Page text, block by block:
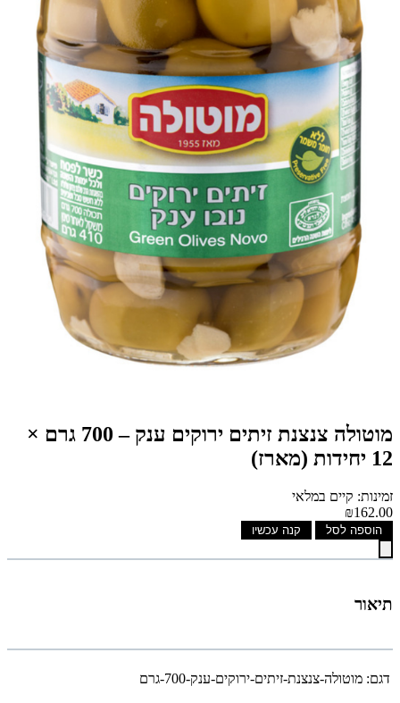
מוטולה צנצנת זיתים ירוקים ענק – 700 גרם ×
12 יחידות (מארז)
זמינות: קיים במלאי
₪162.00
הוספה לסל קנה עכשיו
תיאור
דגם: מוטולה-צנצנת-זיתים-ירוקים-ענק-700-גרם